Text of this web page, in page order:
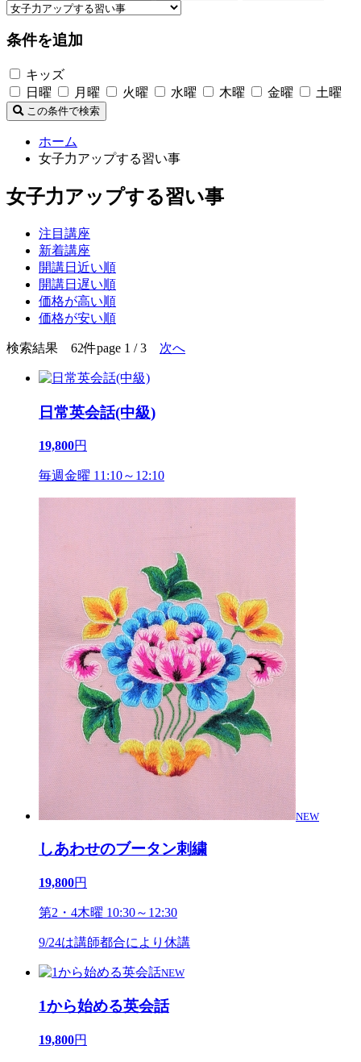
条件を追加
キッズ
日曜
月曜 火曜 水曜 木曜 金曜 土曜
この条件で検索
ホーム
女子力アップする習い事
女子力アップする習い事
注目講座
新着講座
開講日近い順
開講日遅い順
価格が高い順
価格が安い順
検索結果 62件page 1 / 3 次へ
日常英会話(中級)
19,800円
毎週金曜 11:10～12:10
NEW
しあわせのブータン刺繍
19,800円
第2・4木曜 10:30～12:30
9/24は講師都合により休講
NEW
1から始める英会話
19,800円